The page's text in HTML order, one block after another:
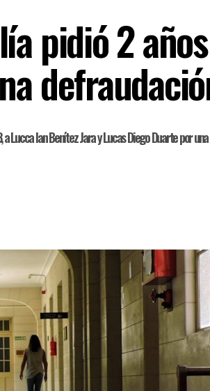
pidió 2
Lucca Ian Benítez Jara y Lucas Diego Duarte por